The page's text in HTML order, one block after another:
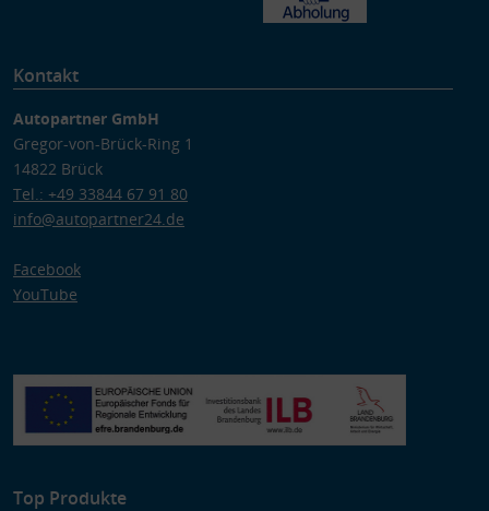
Kontakt
Autopartner GmbH
Gregor-von-Brück-Ring 1
14822 Brück
Tel.: +49 33844 67 91 80
info@autopartner24.de
Facebook
YouTube
Top Produkte